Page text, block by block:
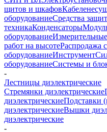
щитов и шкафов
оборудованиеСредства
техникаКонденсаторы
оборудование
работ на высотеРаспродажа
оборудованиеИнструмент
оборудованиеСистемы и
-
Лестницы диэлектрические
Стремянки диэлектрические
диэлектрическиеПодставки
диэлектрическиеВышки
диэлектрические
-